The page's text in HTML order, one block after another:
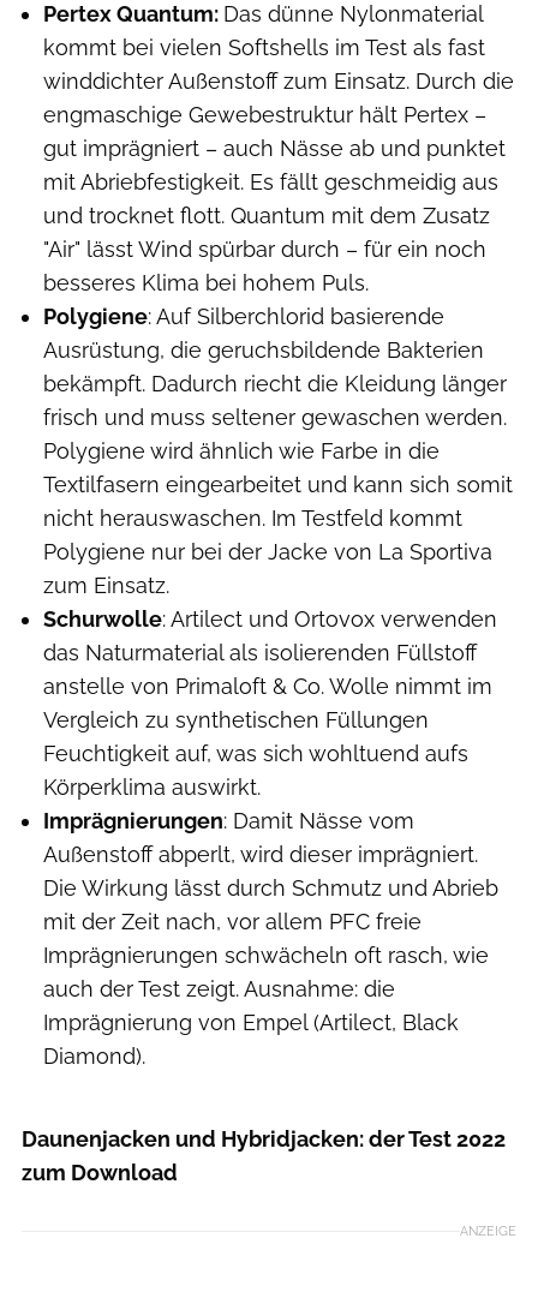
Pertex Quantum: Das dünne Nylonmaterial
kommt bei vielen Softshells im Test als fast
winddichter Außenstoff zum Einsatz. Durch die
engmaschige Gewebestruktur hält Pertex –
gut imprägniert – auch Nässe ab und punktet
mit Abriebfestigkeit. Es fällt geschmeidig aus
und trocknet flott. Quantum mit dem Zusatz
"Air" lässt Wind spürbar durch – für ein noch
besseres Klima bei hohem Puls.
Polygiene: Auf Silberchlorid basierende
Ausrüstung, die geruchsbildende Bakterien
bekämpft. Dadurch riecht die Kleidung länger
frisch und muss seltener gewaschen werden.
Polygiene wird ähnlich wie Farbe in die
Textilfasern eingearbeitet und kann sich somit
nicht herauswaschen. Im Testfeld kommt
Polygiene nur bei der Jacke von La Sportiva
zum Einsatz.
Schurwolle: Artilect und Ortovox verwenden
das Naturmaterial als isolierenden Füllstoff
anstelle von Primaloft & Co. Wolle nimmt im
Vergleich zu synthetischen Füllungen
Feuchtigkeit auf, was sich wohltuend aufs
Körperklima auswirkt.
Imprägnierungen: Damit Nässe vom
Außenstoff abperlt, wird dieser imprägniert.
Die Wirkung lässt durch Schmutz und Abrieb
mit der Zeit nach, vor allem PFC freie
Imprägnierungen schwächeln oft rasch, wie
auch der Test zeigt. Ausnahme: die
Imprägnierung von Empel (Artilect, Black
Diamond).
Daunenjacken und Hybridjacken: der Test 2022
zum Download
ANZEIGE